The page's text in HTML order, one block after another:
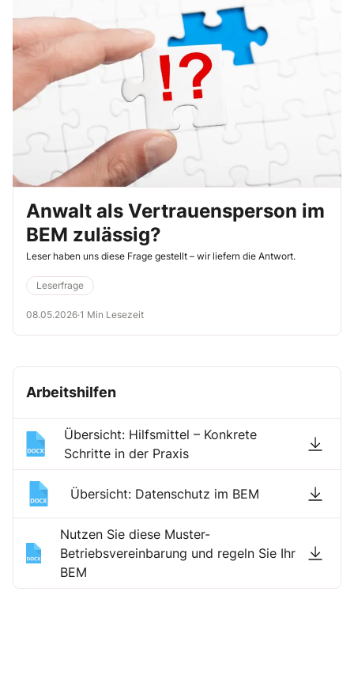
Anwalt als Vertrauensperson im
BEM zulässig?
Leser haben uns diese Frage gestellt – wir liefern die Antwort.
Leserfrage
08.05.2026·1 Min Lesezeit
Arbeitshilfen
Übersicht: Hilfsmittel – Konkrete
Schritte in der Praxis
Übersicht: Datenschutz im BEM
Nutzen Sie diese Muster-
Betriebsvereinbarung und regeln Sie Ihr
BEM